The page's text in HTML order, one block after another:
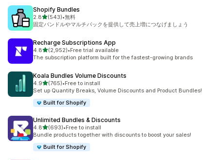
Shopify Bundles
2.85つ星中
(543)
合計レビュー数：543件
•無料
固定バンドルやマルチパックを提供して売上増につなげましょう
Recharge Subscriptions App
4.85つ星中
(2,952)
合計レビュー数：2952件
•Free trial available
The subscription platform built for the fastest-growing brands
Koala Bundles Volume Discounts
4.95つ星中
(765)
合計レビュー数：765件
•Free to install
Set up Quantity Breaks, Volume Discounts and Product Bundles!
Built for Shopify
Unlimited Bundles & Discounts
4.85つ星中
(693)
合計レビュー数：693件
•Free to install
Bundle products together with discounts to boost your sales!
Built for Shopify